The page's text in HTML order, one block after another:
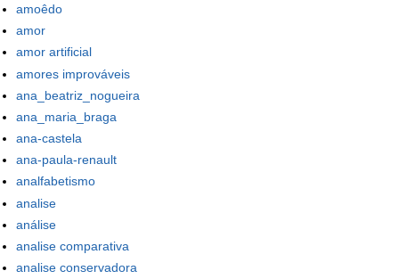
amoêdo
amor
amor artificial
amores improváveis
ana_beatriz_nogueira
ana_maria_braga
ana-castela
ana-paula-renault
analfabetismo
analise
análise
analise comparativa
analise conservadora